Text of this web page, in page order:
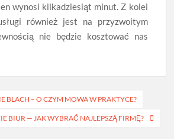
wynosi kilkadziesiąt minut. Z kolei
również jest na przyzwoitym
nie będzie kosztować nas
BLACH – O CZYM MOWA W PRAKTYCE?
BIUR — JAK WYBRAĆ NAJLEPSZĄ FIRMĘ?